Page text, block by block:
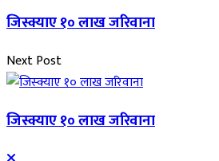
जिस्क्याए १० लाख जरिवाना
Next Post
जिस्क्याए १० लाख जरिवाना